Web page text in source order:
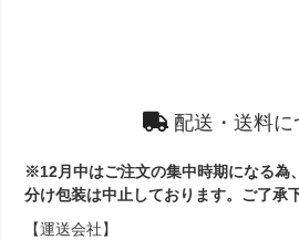
配送・送料に
※12月中はご注文の集中時期になる為
分け包装は中止しております。ご了承
【運送会社】